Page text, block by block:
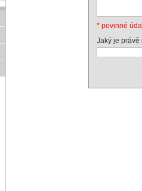
* povinné
Jaký je právě